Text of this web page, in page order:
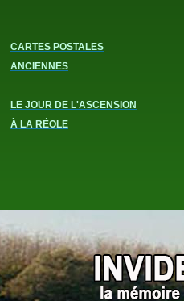
CARTES POSTALES
ANCIENNES
LE JOUR DE L'ASCENSION
À LA RÉOLE